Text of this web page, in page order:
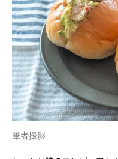
筆者撮影